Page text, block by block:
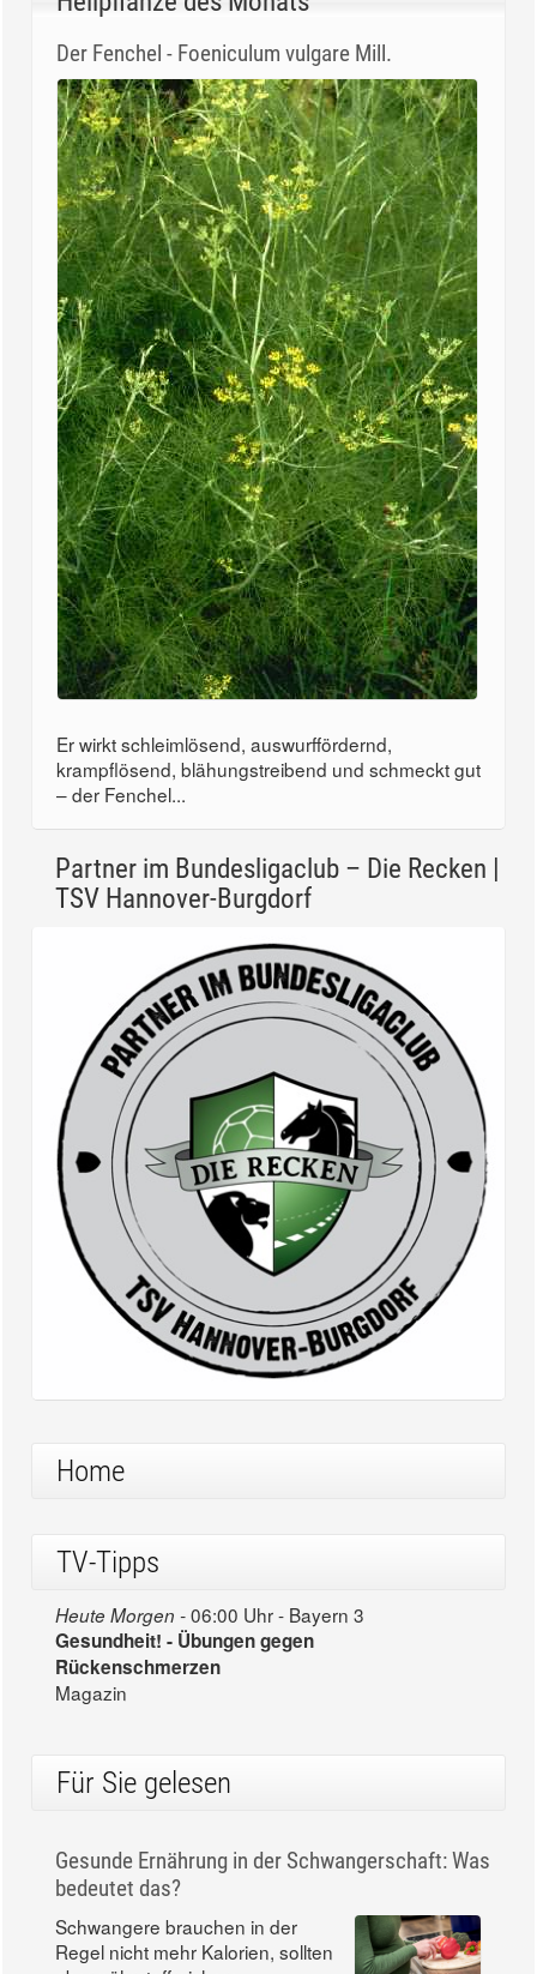
Der Fenchel - Foeniculum vulgare Mill.
Er wirkt schleimlösend, auswurffördernd,
krampflösend, blähungstreibend und schmeckt gut
– der Fenchel...
Partner im Bundesligaclub – Die Recken |
TSV Hannover-Burgdorf
Home
TV-Tipps
Heute Morgen -06:00 Uhr - Bayern 3
Gesundheit! - Übungen gegen
Rückenschmerzen
Magazin
Für Sie gelesen
Gesunde Ernährung in der Schwangerschaft: Was
bedeutet das?
Schwangere brauchen in der
Regel nicht mehr Kalorien, sollten